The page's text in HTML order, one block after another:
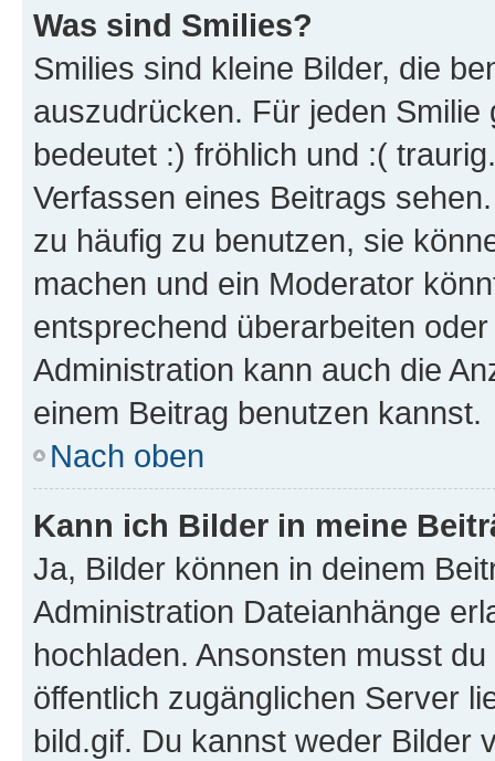
Was sind Smilies?
Smilies sind kleine Bilder, die
auszudrücken. Für jeden
bedeutet :) fröhlich und :(
Verfassen eines Beitrags
zu häufig zu benutzen, sie
machen und ein Moderator
entsprechend überarbeiten
Administration kann auch die
einem Beitrag benutzen kannst.
Nach oben
Kann ich Bilder in meine
Ja, Bilder können in deinem
Administration Dateianhänge
hochladen. Ansonsten musst
öffentlich zugänglichen Server
bild.gif. Du kannst weder Bilder